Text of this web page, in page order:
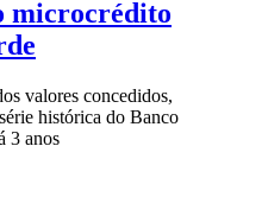
microcrédito
valores concedidos,
histórica do Banco
3 anos